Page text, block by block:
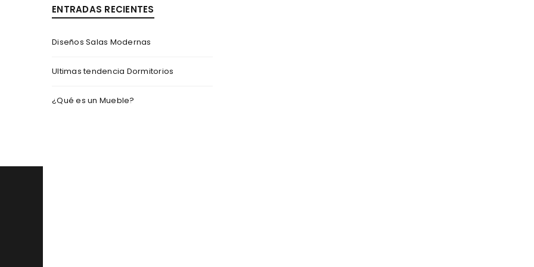
ENTRADAS RECIENTES
Diseños Salas Modernas
Ultimas tendencia Dormitorios
¿Qué es un Mueble?